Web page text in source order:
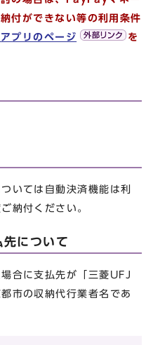
付ができない等の利用条件
プリのページ
を
いては自動決済機能は利
納付ください。
先について
合に支払先が「三菱UFJ
市の収納代行業者名であ